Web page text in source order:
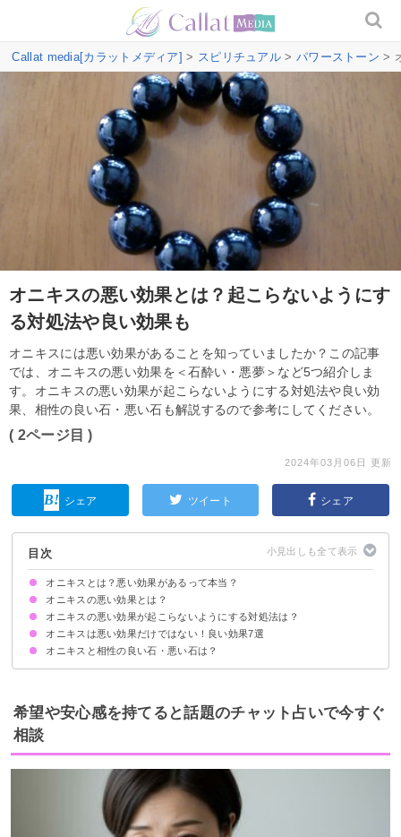
Callat media[カラットメディア] > スピリチュアル > パワーストーン >
オニキスの悪い効果とは？起こらないようにす
る対処法や良い効果も
オニキスには悪い効果があることを知っていましたか？この記事
では、オニキスの悪い効果を＜石酔い・悪夢＞など5つ紹介しま
す。オニキスの悪い効果が起こらないようにする対処法や良い効
果、相性の良い石・悪い石も解説するので参考にしてください。
( 2ページ目 )
2024年03月06日 更新
シェア ツイート シェア
目次
オニキスとは？悪い効果があるって本当？
オニキスの悪い効果とは？
①パワーが強すぎて石酔いすることがある
②悪夢を見ることがある
③本人の意思と関係なく縁が切れることがある
④トラウマなどを思い出させることがある
⑤合わない人には逆効果になる
オニキスの悪い効果が起こらないようにする対処法は？
最初は使用時間を短くして徐々に慣らす
寝るときはオニキスを外す
オニキスは悪い効果だけではない！良い効果7選
①強力な魔除け・邪気払い
②不安とストレスの解消
③精神の安定と強化
④集中力を高め成功に導く
⑤隠れた能力の開花
⑥恋愛の運気を上げる
⑦運動能力を高める
オニキスと相性の良い石・悪い石は？
相性の良い石
相性の悪い石
希望や安心感を持てると話題のチャット占いで今すぐ
相談